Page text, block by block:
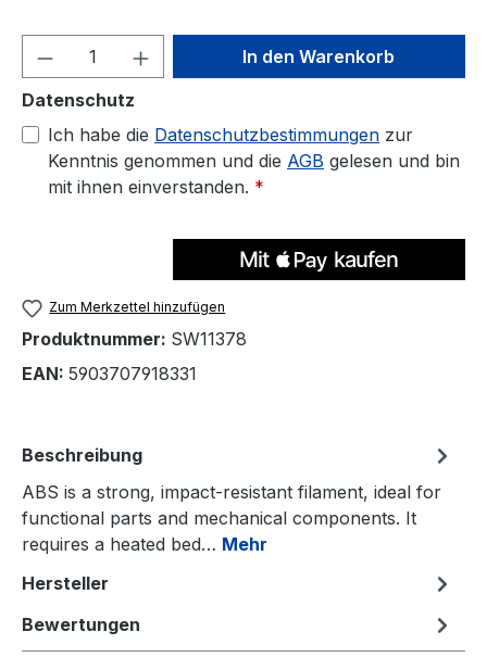
Produkt Anzahl: Gib denIn den Warenkorb
Datenschutz
Ich habe die Datenschutzbestimmungen zur
Kenntnis genommen und die AGB gelesen und bin
mit ihnen einverstanden. *
Zum Merkzettel hinzufügen
Produktnummer: SW11378
EAN: 5903707918331
Beschreibung
ABS is a strong, impact-resistant filament, ideal for
functional parts and mechanical components. It
requires a heated bed… Mehr
Hersteller
Bewertungen